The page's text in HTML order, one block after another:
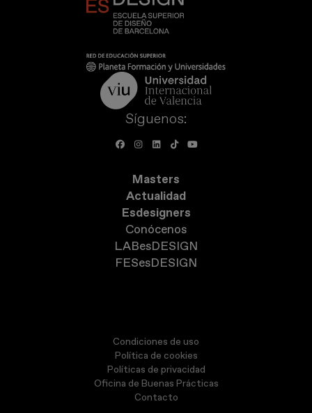
Síguenos:
Masters
Actualidad
Esdesigners
Conócenos
LABesDESIGN
FESesDESIGN
Condiciones de uso
Política de cookies
Políticas de privacidad
Oficina de Buenas Prácticas
Contacto